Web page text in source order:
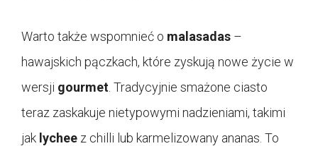
Warto także wspomnieć o malasadas –
hawajskich pączkach, które zyskują nowe życie w
wersji gourmet . Tradycyjnie smażone ciasto
teraz zaskakuje nietypowymi nadzieniami, takimi
jak lychee z chilli lub karmelizowany ananas. To